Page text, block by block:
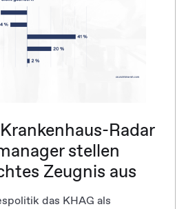
Radar
stellen
Zeugnis aus
das KHAG als